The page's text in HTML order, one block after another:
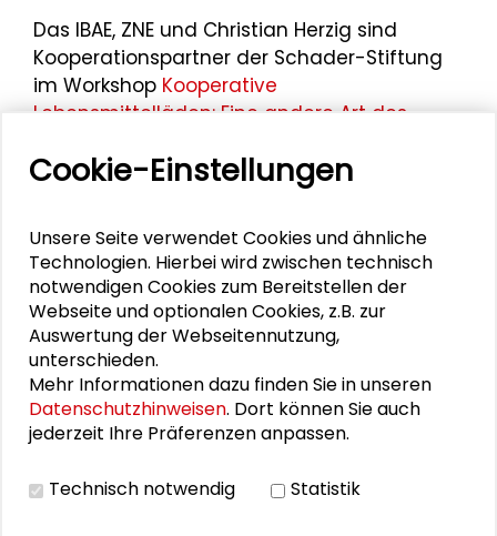
Das IBAE, ZNE und Christian Herzig sind
Kooperationspartner der Schader-Stiftung
im Workshop Kooperative
Lebensmittelläden: Eine andere Art des
Darmstädter Tage der Transformation 2025
Personen im Kontext
Matthias Kasper
Kristina Gruber
Clara Menke
Stella Lorenz
Cookie-Einstellungen
Unsere Seite verwendet Cookies und ähnliche
Technologien. Hierbei wird zwischen technisch
notwendigen Cookies zum Bereitstellen der
Webseite und optionalen Cookies, z.B. zur
Auswertung der Webseitennutzung,
unterschieden.
Mehr Informationen dazu finden Sie in unseren
Datenschutzhinweisen. Dort können Sie auch
jederzeit Ihre Präferenzen anpassen.
Technisch notwendig Statistik